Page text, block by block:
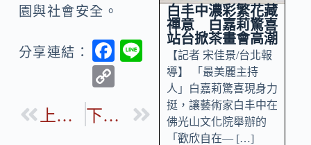
園與社會安全。
分享連結：
F
bp
上一篇 下一篇
白丰中濃彩繁花藏
禪意 白嘉莉驚喜
站台掀茶畫會高潮
【記者 宋佳景/台北報
導】 「最美麗主持
人」白嘉莉驚喜現身力
挺，讓藝術家白丰中在
佛光山文化院舉辦的
「歡欣自在— […]